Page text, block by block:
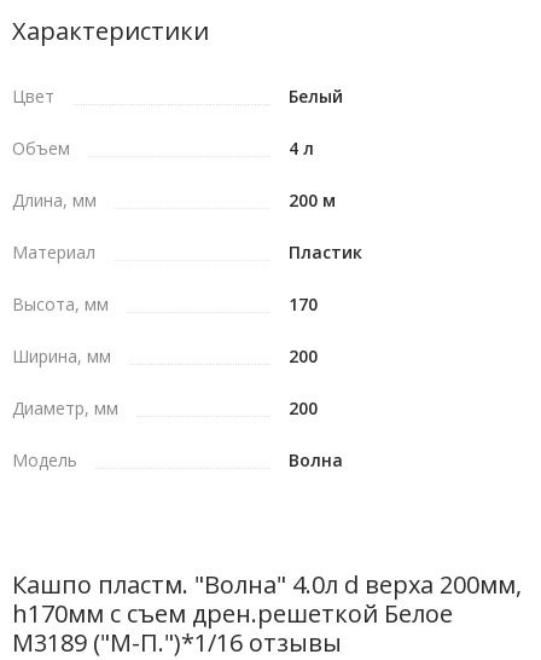
Характеристики
Цвет Белый
Объем 4 л
Длина, мм 200 м
Материал Пластик
Высота, мм 170
Ширина, мм 200
Диаметр, мм 200
Модель Волна
Кашпо пластм. "Волна" 4.0л d верха 200мм,
h170мм с съем дрен.решеткой Белое
М3189 ("М-П.")*1/16 отзывы